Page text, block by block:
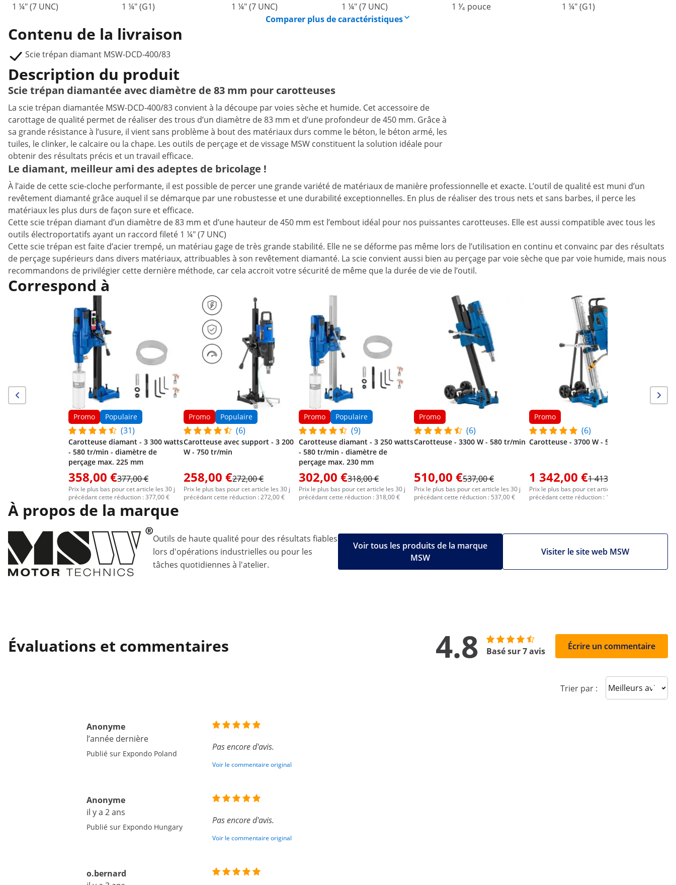
1 ¼" (7 UNC)
1 ¼" (G1) 1 ¼" (7 UNC) 1 ¼" (7 UNC) 1 ⅟₄ pouce
1 ¼" (G1)
Comparer plus de caractéristiques
Contenu de la livraison
Scie trépan diamant MSW-DCD-400/83
Description du produit
Scie trépan diamantée avec diamètre de 83 mm pour carotteuses
La scie trépan diamantée MSW-DCD-400/83 convient à la découpe par voies sèche et humide. Cet accessoire de
carottage de qualité permet de réaliser des trous d’un diamètre de 83 mm et d’une profondeur de 450 mm. Grâce à
sa grande résistance à l’usure, il vient sans problème à bout des matériaux durs comme le béton, le béton armé, les
tuiles, le clinker, le calcaire ou la chape. Les outils de perçage et de vissage MSW constituent la solution idéale pour
obtenir des résultats précis et un travail efficace.
Le diamant, meilleur ami des adeptes de bricolage !
À l’aide de cette scie-cloche performante, il est possible de percer une grande variété de matériaux de manière professionnelle et exacte. L’outil de qualité est muni d’un
revêtement diamanté grâce auquel il se démarque par une robustesse et une durabilité exceptionnelles. En plus de réaliser des trous nets et sans barbes, il perce les
matériaux les plus durs de façon sure et efficace.
Cette scie trépan diamant d’un diamètre de 83 mm et d’une hauteur de 450 mm est l’embout idéal pour nos puissantes carotteuses. Elle est aussi compatible avec tous les
outils électroportatifs ayant un raccord fileté 1 ¼" (7 UNC)
Cette scie trépan est faite d’acier trempé, un matériau gage de très grande stabilité. Elle ne se déforme pas même lors de l’utilisation en continu et convainc par des résultats
de perçage supérieurs dans divers matériaux, attribuables à son revêtement diamanté. La scie convient aussi bien au perçage par voie sèche que par voie humide, mais nous
recommandons de privilégier cette dernière méthode, car cela accroit votre sécurité de même que la durée de vie de l’outil.
Correspond à
Promo Populaire
(31)
Carotteuse diamant - 3 300 watts
- 580 tr/min - diamètre de
perçage max. 225 mm
358,00 €377,00 €
Prix le plus bas pour cet article les 30 j
précédant cette réduction : 377,00 €
Promo Populaire
(6)
Carotteuse avec support - 3 200
W - 750 tr/min
258,00 €272,00 €
Prix le plus bas pour cet article les 30 j
précédant cette réduction : 272,00 €
Promo Populaire
(9)
Carotteuse diamant - 3 250 watts
- 580 tr/min - diamètre de
perçage max. 230 mm
302,00 €318,00 €
Prix le plus bas pour cet article les 30 j
précédant cette réduction : 318,00 €
Promo
(6)
Carotteuse - 3300 W - 580 tr/min
510,00 €537,00 €
Prix le plus bas pour cet article les 30 j
précédant cette réduction : 537,00 €
Promo
(6)
Carotteuse - 3700 W - 580 tr/min
1 342,00 €1 413,00 €
Prix le plus bas pour cet article les 30 j
précédant cette réduction : 1 413,00 €
À propos de la marque
Outils de haute qualité pour des résultats fiables
lors d'opérations industrielles ou pour les
tâches quotidiennes à l'atelier.
Visiter le site web MSW
Voir tous les produits de la marque
MSW
Évaluations et commentaires 4.8 Basé sur 7 avis Écrire un commentaire
Trier par : Sort reviews
Anonyme
l’année dernière
Publié sur Expondo Poland
Pas encore d'avis.
Voir le commentaire original
Anonyme
il y a 2 ans
Publié sur Expondo Hungary
Pas encore d'avis.
Voir le commentaire original
o.bernard